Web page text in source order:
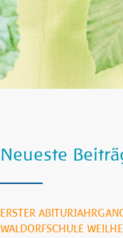
Neueste
ERSTER
WALDORFSCHULE